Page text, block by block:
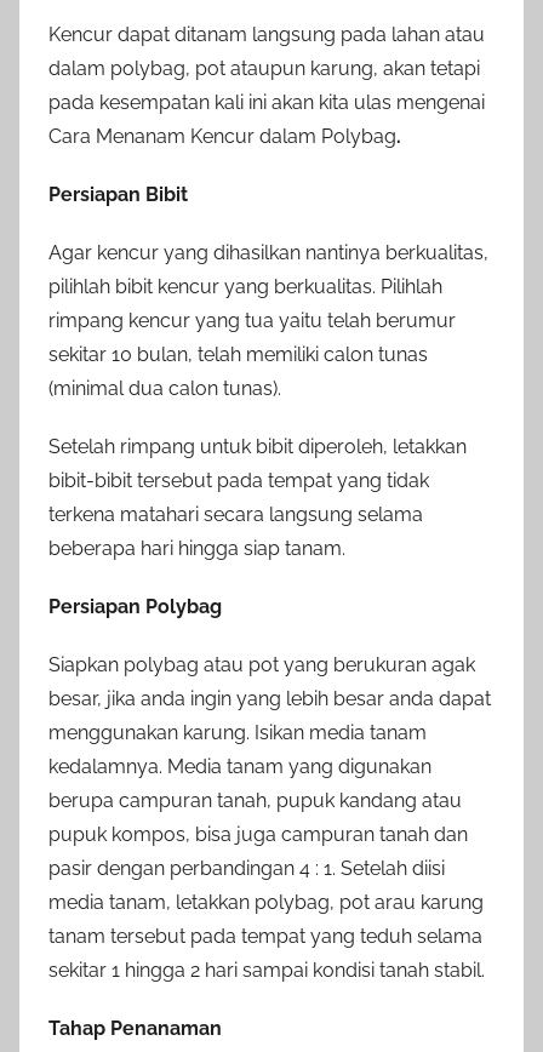
Kencur dapat ditanam langsung pada lahan atau
dalam polybag, pot ataupun karung, akan tetapi
pada kesempatan kali ini akan kita ulas mengenai
Cara Menanam Kencur dalam Polybag.
Persiapan Bibit
Agar kencur yang dihasilkan nantinya berkualitas,
pilihlah bibit kencur yang berkualitas. Pilihlah
rimpang kencur yang tua yaitu telah berumur
sekitar 10 bulan, telah memiliki calon tunas
(minimal dua calon tunas).
Setelah rimpang untuk bibit diperoleh, letakkan
bibit-bibit tersebut pada tempat yang tidak
terkena matahari secara langsung selama
beberapa hari hingga siap tanam.
Persiapan Polybag
Siapkan polybag atau pot yang berukuran agak
besar, jika anda ingin yang lebih besar anda dapat
menggunakan karung. Isikan media tanam
kedalamnya. Media tanam yang digunakan
berupa campuran tanah, pupuk kandang atau
pupuk kompos, bisa juga campuran tanah dan
pasir dengan perbandingan 4 : 1. Setelah diisi
media tanam, letakkan polybag, pot arau karung
tanam tersebut pada tempat yang teduh selama
sekitar 1 hingga 2 hari sampai kondisi tanah stabil.
Tahap Penanaman